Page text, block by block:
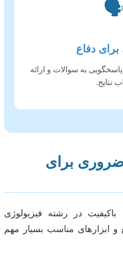
برای دفاع
به سوالات و ارائه
نتایج.
ضروری برای
باکیفیت در رشته فیزیولوژی
ابزارهای مناسب بسیار مهم